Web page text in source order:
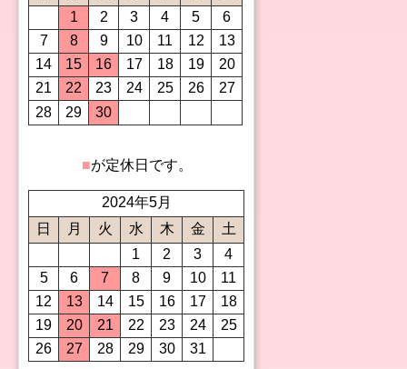
1
2 3 4 5
6
7
8 9 10 11 12
13
14
15 16 17 18 19
20
21
22 23 24 25 26
27
28
29 30
■が定休日です。
2024年5月
日
月 火 水 木 金
土
1
2 3
4
5
6 7 8 9 10
11
12
13 14 15 16 17
18
19
20 21 22 23 24
25
26
27 28 29 30 31